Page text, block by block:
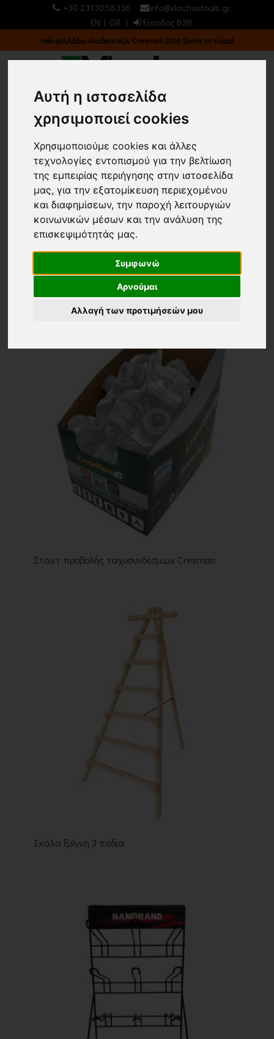
Αυτή η ιστοσελίδα
χρησιμοποιεί cookies
Χρησιμοποιούμε cookies και άλλες
τεχνολογίες εντοπισμού για την βελτίωση
της εμπειρίας περιήγησης στην ιστοσελίδα
μας, για την εξατομίκευση περιεχομένου
και διαφημίσεων, την παροχή λειτουργιών
κοινωνικών μέσων και την ανάλυση της
επισκεψιμότητάς μας.
Συμφωνώ
Αρνούμαι
Αλλαγή των προτιμήσεών μου
+30 2313058336
info@vlachostools.gr
EN | GR | Είσοδος B2B
Νέο φυλλάδιο κλαδευτικών Cresman 2026 [Δείτε το τώρα]
ΣΙΔΗΡΙΚΑ/ ΔΙΑΦΟΡΑ
Κεντρική σελίδα ΣΙΔΗΡΙΚΑ ΔΙΑΦΟΡΑ (75)
Επιστροφή
Ταξινόμηση
24 ΠΡΟΙΟΝΤΑ
Σταντ προβολής ταχυσυνδέσμων Cresman
Σκάλα ξύλινη 3 πόδια